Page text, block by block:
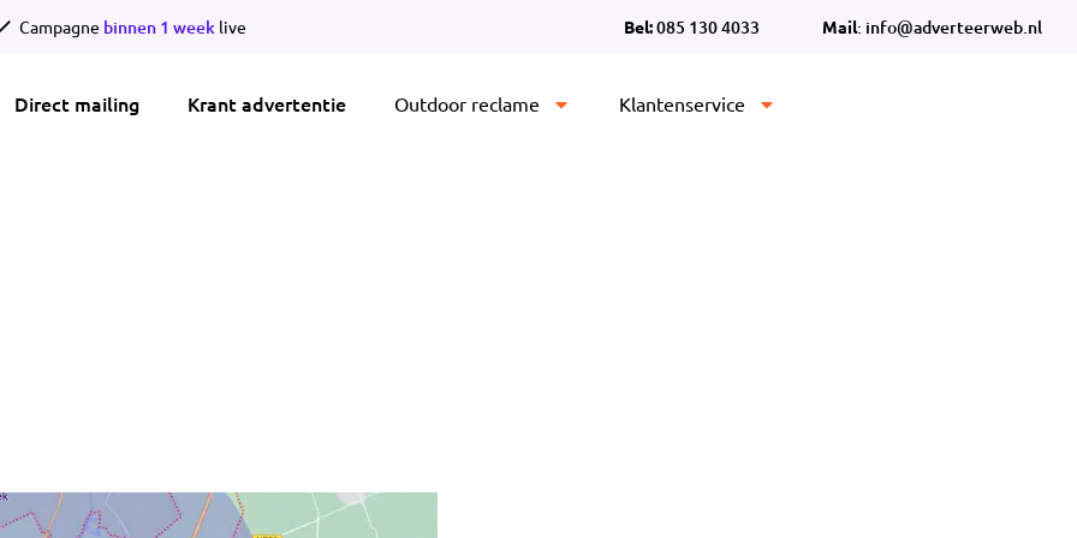
Campagne binnen 1 week live Bel:085 130 4033 Mail: info@adverteerweb.nl
Direct mailing Krant advertentie Outdoor reclame Klantenservice